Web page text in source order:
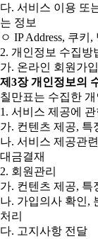
다. 서비스 이용 또
는 정보
ㅇ IP Address, 쿠
2. 개인정보 수집방
가. 온라인 회원가
제3장 개인정보의
칠만표는 수집한
1. 서비스 제공에
가. 컨텐츠 제공, 특
나. 서비스 제공관
대금결재
2. 회원관리
가. 컨텐츠 제공, 특
나. 가입의사 확인,
처리
다. 고지사항 전달